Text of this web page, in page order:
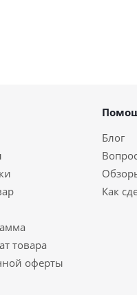
товара
оферты
Блог
Как